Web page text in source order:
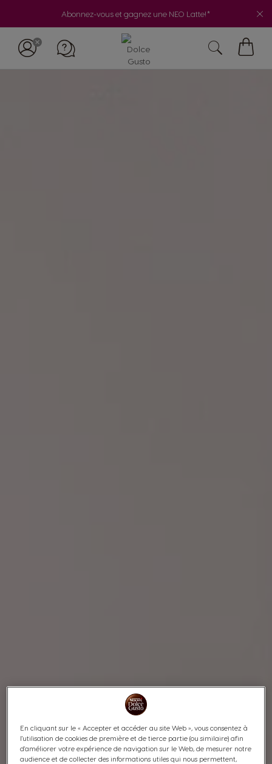
Abonnez-vous et gagnez une NEO Latte!*
En cliquant sur le « Accepter et accéder au site Web », vous consentez à
l'utilisation de cookies de première et de tierce partie (ou similaire) afin
d'améliorer votre expérience de navigation sur le Web, de mesurer notre
audience et de collecter des informations utiles qui nous permettent,